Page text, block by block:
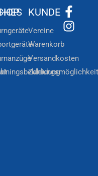
KUNDE
Vereine
Warenkorb
Versandkosten